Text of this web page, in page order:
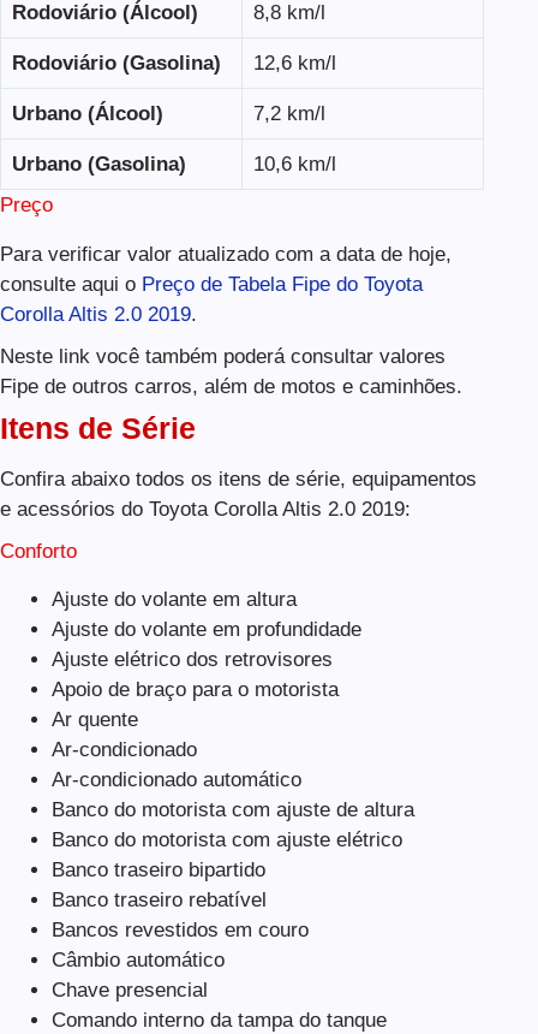
Rodoviário (Álcool) 8,8 km/l
Rodoviário (Gasolina) 12,6 km/l
Urbano (Álcool) 7,2 km/l
Urbano (Gasolina)
10,6 km/l
Preço
Para verificar valor atualizado com a data de hoje,
consulte aqui o Preço de Tabela Fipe do Toyota
Corolla Altis 2.0 2019.
Neste link você também poderá consultar valores
Fipe de outros carros, além de motos e caminhões.
Itens de Série
Confira abaixo todos os itens de série, equipamentos
e acessórios do Toyota Corolla Altis 2.0 2019:
Conforto
Ajuste do volante em altura
Ajuste do volante em profundidade
Ajuste elétrico dos retrovisores
Apoio de braço para o motorista
Ar quente
Ar-condicionado
Ar-condicionado automático
Banco do motorista com ajuste de altura
Banco do motorista com ajuste elétrico
Banco traseiro bipartido
Banco traseiro rebatível
Bancos revestidos em couro
Câmbio automático
Chave presencial
Comando interno da tampa do tanque